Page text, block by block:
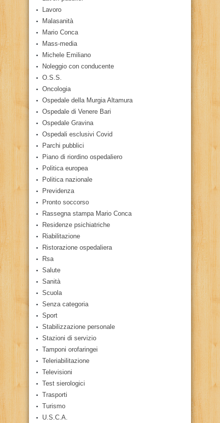
Lavoro
Malasanità
Mario Conca
Mass-media
Michele Emiliano
Noleggio con conducente
O.S.S.
Oncologia
Ospedale della Murgia Altamura
Ospedale di Venere Bari
Ospedale Gravina
Ospedali esclusivi Covid
Parchi pubblici
Piano di riordino ospedaliero
Politica europea
Politica nazionale
Previdenza
Pronto soccorso
Rassegna stampa Mario Conca
Residenze psichiatriche
Riabilitazione
Ristorazione ospedaliera
Rsa
Salute
Sanità
Scuola
Senza categoria
Sport
Stabilizzazione personale
Stazioni di servizio
Tamponi orofaringei
Teleriabilitazione
Televisioni
Test sierologici
Trasporti
Turismo
U.S.C.A.